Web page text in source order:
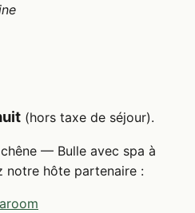
(hors taxe de séjour).
— Bulle avec spa à
notre hôte partenaire :